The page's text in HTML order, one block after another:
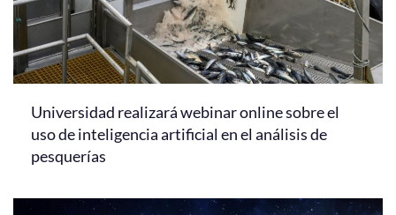
Universidad realizará webinar online sobre el
uso de inteligencia artificial en el análisis de
pesquerías